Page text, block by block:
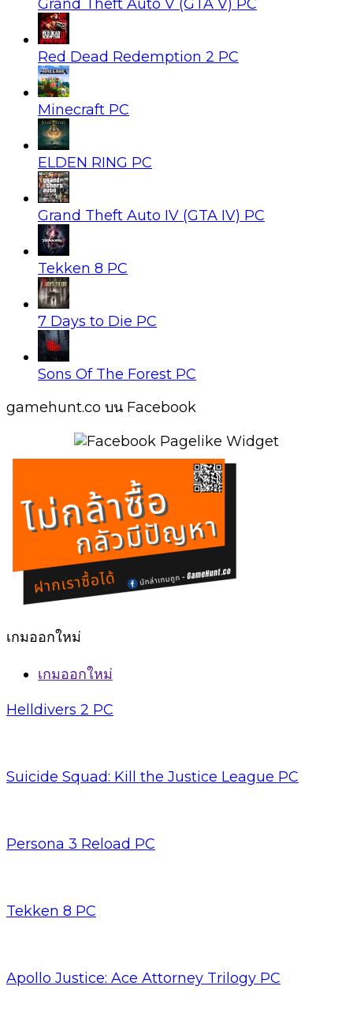
Grand Theft Auto V (GTA V) PC
Red Dead Redemption 2 PC
Minecraft PC
ELDEN RING PC
Grand Theft Auto IV (GTA IV) PC
Tekken 8 PC
7 Days to Die PC
Sons Of The Forest PC
gamehunt.co บน Facebook
เกมออกใหม่
เกมออกใหม่
Helldivers 2 PC
Suicide Squad: Kill the Justice League PC
Persona 3 Reload PC
Tekken 8 PC
Apollo Justice: Ace Attorney Trilogy PC